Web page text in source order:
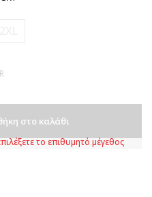
στο καλάθι
το επιθυμητό μέγεθος